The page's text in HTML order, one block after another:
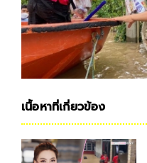
เนื้อหาที่เกี่ยวข้อง